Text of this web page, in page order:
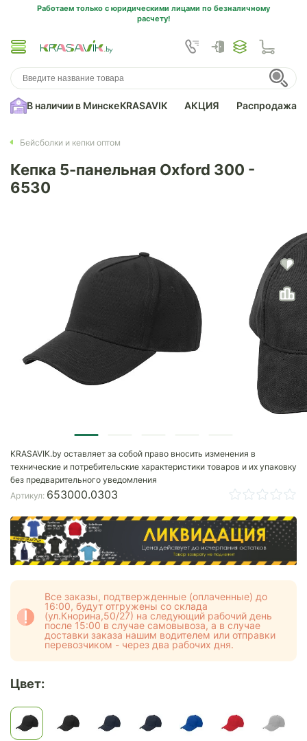
Работаем только с юридическими лицами по безналичному
расчету!
В наличии в МинскеKRASAVIK АКЦИЯ Распродажа
Бейсболки и кепки оптом
Кепка 5-панельная Oxford 300 -
6530
KRASAVIK.by оставляет за собой право вносить изменения в
технические и потребительские характеристики товаров и их упаковку
без предварительного уведомления
Артикул: 653000.0303
Все заказы, подтвержденные (оплаченные) до
16:00, будут отгружены со склада
(ул.Кнорина,50/27) на следующий рабочий день
после 15:00 в случае самовывоза, а в случае
доставки заказа нашим водителем или отправки
перевозчиком - через два рабочих дня.
Цвет: